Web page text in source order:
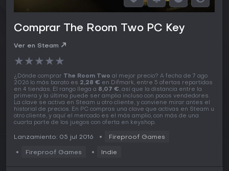
Comprar The Room Two PC Key
Ver en Steam
★★★★★
¿Dónde comprar The Room Two al mejor precio? A fecha de 7 ago
2026 lo más barato es 2,28 € en Difmark, entre 5 ofertas repartidas
en 4 tiendas. El rango llega a 8,07 €, así que la distancia entre la
primera y la última puede ser amplia incluso con pocos vendedores.
La clave se activa en Steam u otro cliente, y conviene mirar antes el
historial de precios. En PC compras una clave que activas en Steam u
otro cliente, y aquí el mercado es el más amplio, con más de una
cuarta parte de los juegos con oferta en keyshop.
Lanzamiento: 05 jul 2016 Fireproof Games
Fireproof Games Indie